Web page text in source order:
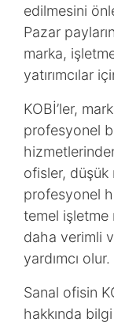
edilmesini
Pazar
marka,
yatırımcılar
KOBİ’ler,
profesyonel
ofisler,
profesyonel
temel işletme
daha verimli
yardımcı olur.
Sanal ofisin
hakkında